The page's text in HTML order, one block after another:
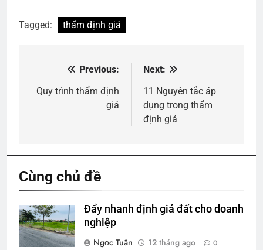
Tagged: thẩm định giá
hướng
Previous:
Quy trình thẩm định
giá
Next:
11 Nguyên tắc áp
dụng trong thẩm
định giá
Cùng chủ đề
Đẩy nhanh định giá đất cho doanh
nghiệp
Ngọc Tuân
12 tháng ago 0